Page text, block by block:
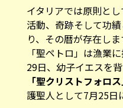
イタリアでは原則と
活動、奇跡そして功
り、その暦が存在し
「聖ペトロ」は漁業
29日、幼子イエスを
「聖クリストフォロス
護聖人として7月25日